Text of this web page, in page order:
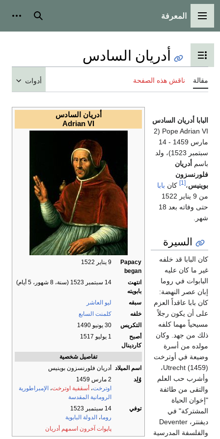
القائمة الرئيسية
المعرفة بحث
تبديل عرض جدول المحتويات
أدريان السادس
مقالة ناقش هذه الصفحة أدوات
أدريان السادس
Adrian VI
Papacy
began
9 يناير 1522
انتهت
بابويته
14 سبتمبر 1523 (سنة، 8 شهور، 5 أيام)
سبقه
ليو العاشر
خلفه
كلمنت السابع
التكريس
30 يونيو 1490
أصبح
كاردينال
1 يوليو 1517
تفاصيل شخصية
اسم الميلاد
أدريان فلورنسزون بوينيس
وُلِد
2 مارس 1459
اوترخت، أسقفية اوترخت، الإمبراطورية
الرومانية المقدسة
توفي
14 سبتمبر 1523
روما، الدولة البابوية
پاپوات آخرون اسمهم أدريان
البابا أدريان السادس
Pope Adrian VI (2
مارس 1459 - 14
سبتمبر 1523)، ولد
باسم
أدريان
فلورنسزون
بوينيس،[1] كان بابا
من 9 يناير 1522
حتى وفاته بعد 18
شهر.
السيرة
كان البابا قد خلفه
غير ما كان عليه
البابوات في روما
إبان عصر النهضة:
كان بابا عاقداً العزم
على أن يكون رجلاً
مسيحياً مهما كلفه
ذلك من جهد. وكان
مولده من أسرة
وضيعة في أوترخت
Utrecht (1459)،
وأشرب حب العلم
والتقى من طائفة
"إخوان الحياة
المشتركة" في
ديفنتر، Deventer
والفلسفة المدرسية